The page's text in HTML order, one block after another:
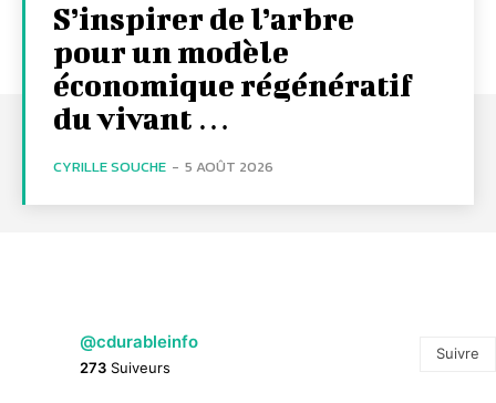
S’inspirer de l’arbre
pour un modèle
économique régénératif
du vivant …
CYRILLE SOUCHE - 5 AOÛT 2026
@cdurableinfo
273 Suiveurs
Suivre